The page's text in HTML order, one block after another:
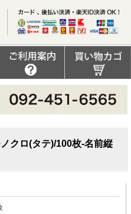
クロ(タテ)/100枚-名前縦